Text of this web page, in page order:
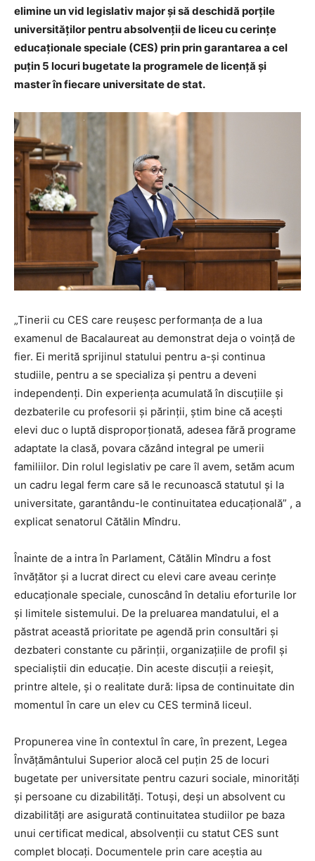
elimine un vid legislativ major și să deschidă porțile
universităților pentru absolvenții de liceu cu cerințe
educaționale speciale (CES) prin prin garantarea a cel
puțin 5 locuri bugetate la programele de licență și
master în fiecare universitate de stat.
„Tinerii cu CES care reușesc performanța de a lua
examenul de Bacalaureat au demonstrat deja o voință de
fier. Ei merită sprijinul statului pentru a-și continua
studiile, pentru a se specializa și pentru a deveni
independenți. Din experiența acumulată în discuțiile și
dezbaterile cu profesorii și părinții, știm bine că acești
elevi duc o luptă disproporționată, adesea fără programe
adaptate la clasă, povara căzând integral pe umerii
familiilor. Din rolul legislativ pe care îl avem, setăm acum
un cadru legal ferm care să le recunoască statutul și la
universitate, garantându-le continuitatea educațională” , a
explicat senatorul Cătălin Mîndru.
Înainte de a intra în Parlament, Cătălin Mîndru a fost
învățător și a lucrat direct cu elevi care aveau cerințe
educaționale speciale, cunoscând în detaliu eforturile lor
și limitele sistemului. De la preluarea mandatului, el a
păstrat această prioritate pe agendă prin consultări și
dezbateri constante cu părinții, organizațiile de profil și
specialiștii din educație. Din aceste discuții a reieșit,
printre altele, și o realitate dură: lipsa de continuitate din
momentul în care un elev cu CES termină liceul.
Propunerea vine în contextul în care, în prezent, Legea
Învățământului Superior alocă cel puțin 25 de locuri
bugetate per universitate pentru cazuri sociale, minorități
și persoane cu dizabilități. Totuși, deși un absolvent cu
dizabilități are asigurată continuitatea studiilor pe baza
unui certificat medical, absolvenții cu statut CES sunt
complet blocați. Documentele prin care aceștia au